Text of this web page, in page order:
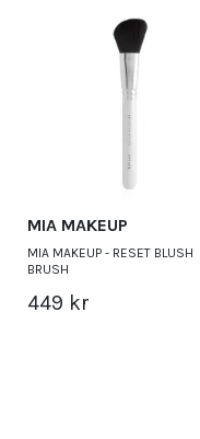
MIA MAKEUP
MIA MAKEUP - RESET BLUSH
BRUSH
449 kr